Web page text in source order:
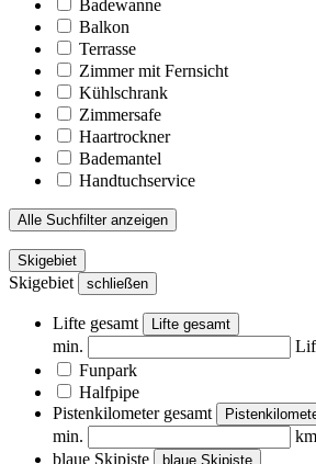
Badewanne
Balkon
Terrasse
Zimmer mit Fernsicht
Kühlschrank
Zimmersafe
Haartrockner
Bademantel
Handtuchservice
Alle Suchfilter anzeigen
Skigebiet
Skigebiet schließen
Lifte gesamt Lifte gesamt
min.
Funpark
Halfpipe
Pistenkilometer gesamt
min.
km
blaue Skipiste
blaue Skipiste